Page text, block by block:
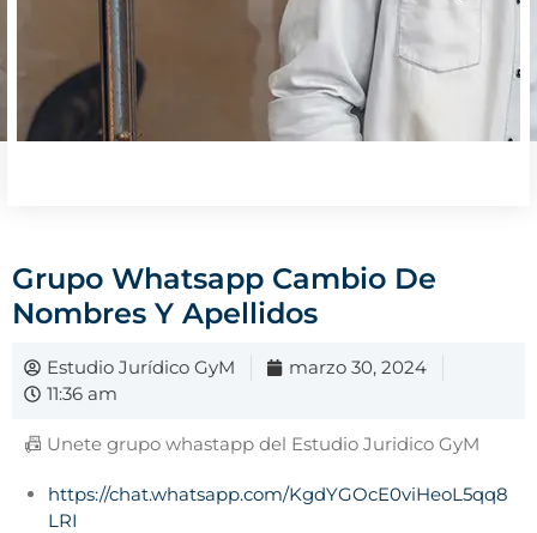
Grupo Whatsapp Cambio De
Nombres Y Apellidos
Estudio Jurídico GyM
marzo 30, 2024
11:36 am
📠 Unete grupo whastapp del Estudio Juridico GyM
https://chat.whatsapp.com/KgdYGOcE0viHeoL5qq8
LRI